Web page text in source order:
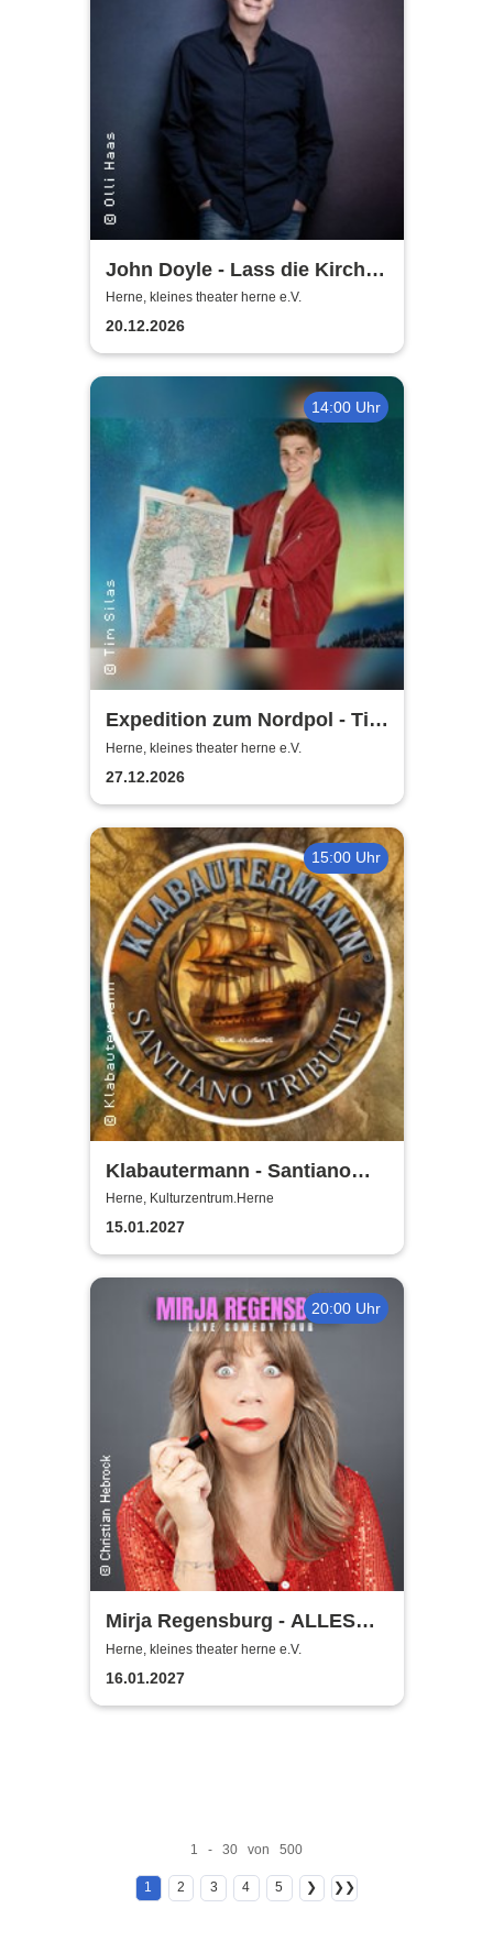
John Doyle - Lass die Kirche
im Dorf
Herne, kleines theater herne e.V.
20.12.2026
14:00 Uhr
Expedition zum Nordpol - Tim
Silas "Die magische Familien-
Weihnachtsshow"
Herne, kleines theater herne e.V.
27.12.2026
15:00 Uhr
Klabautermann - Santiano
Tribute Show
Herne, Kulturzentrum.Herne
15.01.2027
20:00 Uhr
Mirja Regensburg - ALLES
WIRD GUT!
Herne, kleines theater herne e.V.
16.01.2027
1 - 30 von 500
1 2 3 4 5 ❯ ❯❯